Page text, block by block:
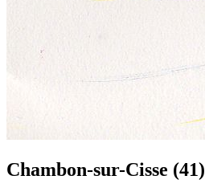
Chambon-sur-Cisse (41)